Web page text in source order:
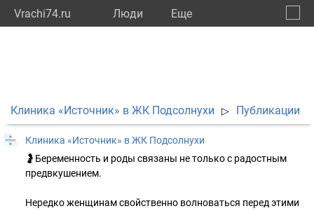
Vrachi74.ru Люди Eще
Клиника «Источник» в ЖК Подсолнухи ▷ Публикации
Клиника «Источник» в ЖК Подсолнухи
🤰Беременность и роды связаны не только с радостным
предвкушением.
Нередко женщинам свойственно волноваться перед этими